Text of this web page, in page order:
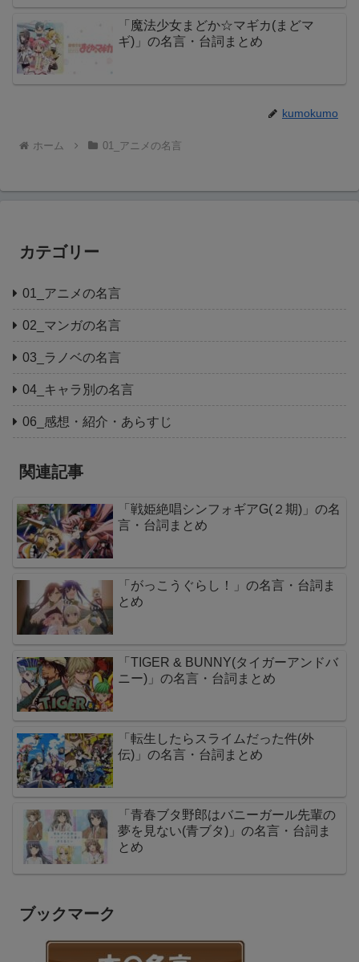
「魔法少女まどか☆マギカ(まどマ
ギ)」の名言・台詞まとめ
kumokumo
ホーム 01_アニメの名言
カテゴリー
01_アニメの名言
02_マンガの名言
03_ラノベの名言
04_キャラ別の名言
06_感想・紹介・あらすじ
関連記事
「戦姫絶唱シンフォギアG(２期)」の名
言・台詞まとめ
「がっこうぐらし！」の名言・台詞ま
とめ
「TIGER & BUNNY(タイガーアンドバ
ニー)」の名言・台詞まとめ
「転生したらスライムだった件(外
伝)」の名言・台詞まとめ
「青春ブタ野郎はバニーガール先輩の
夢を見ない(青ブタ)」の名言・台詞ま
とめ
ブックマーク